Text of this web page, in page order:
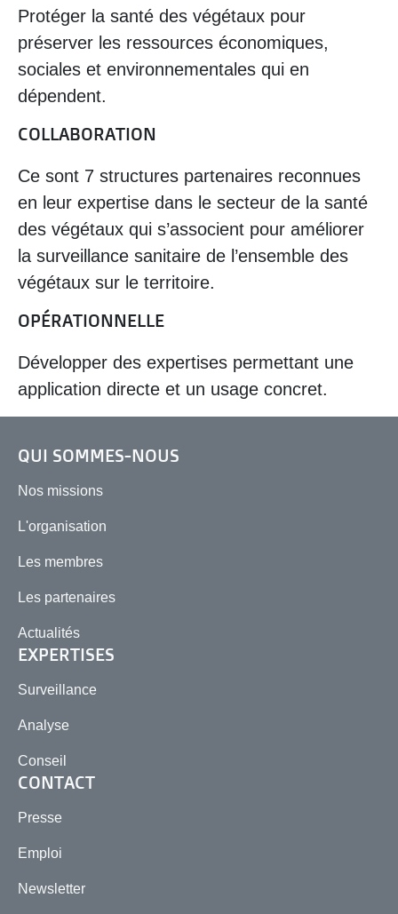
Protéger la santé des végétaux pour
préserver les ressources économiques,
sociales et environnementales qui en
dépendent.
COLLABORATION
Ce sont 7 structures partenaires reconnues
en leur expertise dans le secteur de la santé
des végétaux qui s’associent pour améliorer
la surveillance sanitaire de l’ensemble des
végétaux sur le territoire.
OPÉRATIONNELLE
Développer des expertises permettant une
application directe et un usage concret.
QUI SOMMES-NOUS
Nos missions
L'organisation
Les membres
Les partenaires
Actualités
EXPERTISES
Surveillance
Analyse
Conseil
CONTACT
Presse
Emploi
Newsletter